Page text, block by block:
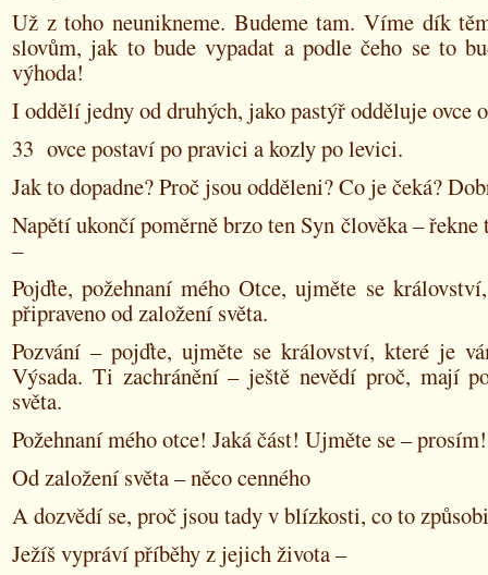
Už z toho neunikneme. Budeme tam. Víme dík
slovům, jak to bude vypadat a podle čeho se to
výhoda!
I oddělí jedny od druhých, jako pastýř odděluje ovce
33 ovce postaví po pravici a kozly po levici.
Jak to dopadne? Proč jsou odděleni? Co je čeká?
Napětí ukončí poměrně brzo ten Syn člověka –
–
Pojďte, požehnaní mého Otce, ujměte se
připraveno od založení světa.
Pozvání – pojďte, ujměte se království, které je
Výsada. Ti zachránění – ještě nevědí proč, mají
světa.
Požehnaní mého otce! Jaká část! Ujměte se – prosím!
Od založení světa – něco cenného
A dozvědí se, proč jsou tady v blízkosti, co to
Ježíš vypráví příběhy z jejich života –